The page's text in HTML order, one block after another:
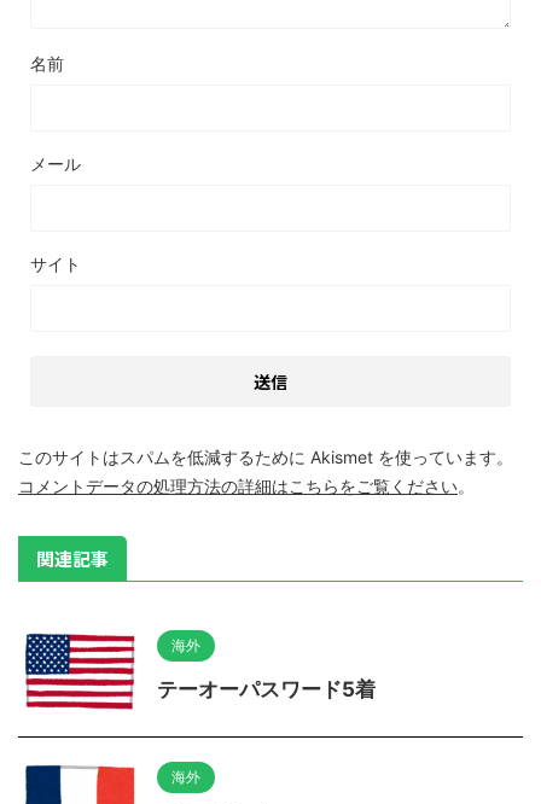
名前
メール
サイト
このサイトはスパムを低減するために Akismet を使っています。
コメントデータの処理方法の詳細はこちらをご覧ください。
関連記事
海外
テーオーパスワード5着
海外